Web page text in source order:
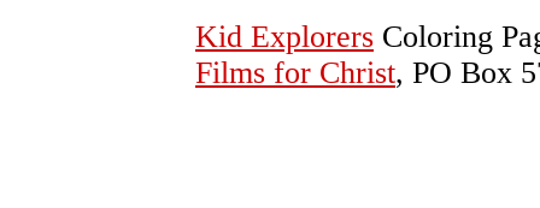
Kid Explorers Coloring
Films for Christ, PO Box